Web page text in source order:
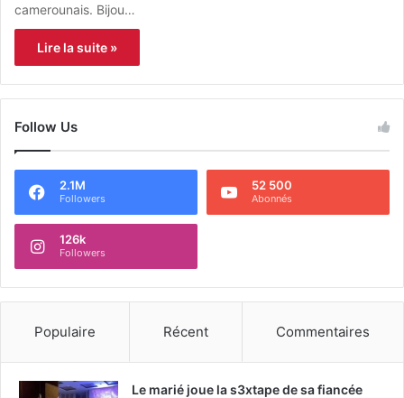
camerounais. Bijou…
Lire la suite »
Follow Us
2.1M
Followers
52 500
Abonnés
126k
Followers
Populaire Récent Commentaires
Le marié joue la s3xtape de sa fiancée